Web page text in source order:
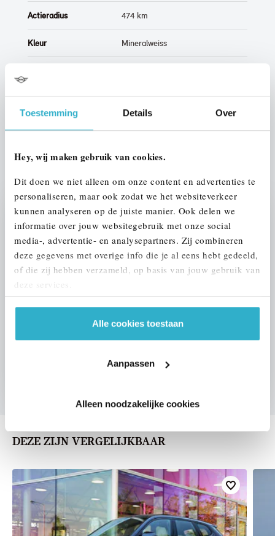
Toestemming Details Over
Hey, wij maken gebruik van cookies.
Dit doen we niet alleen om onze content en advertenties te
personaliseren, maar ook zodat we het websiteverkeer
kunnen analyseren op de juiste manier. Ook delen we
informatie over jouw websitegebruik met onze social
media-, advertentie- en analysepartners. Zij combineren
deze gegevens met overige info die je al eens hebt gedeeld,
of die zij hebben verzameld, op basis van jouw gebruik van
deze services.
Alle cookies toestaan
Aanpassen
Alleen noodzakelijke cookies
Stap 1 van 3
UW AUTO INRUILEN?
Actieradius 474 km
Kleur Mineralweiss
Btw/Marge Marge
DEZE ZIJN VERGELIJKBAAR